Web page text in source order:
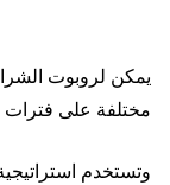
مختلفة على
وتستخدم